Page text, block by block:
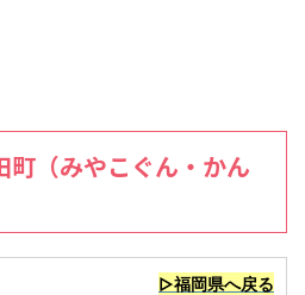
町（みやこぐん・かん
▷福岡県へ戻る